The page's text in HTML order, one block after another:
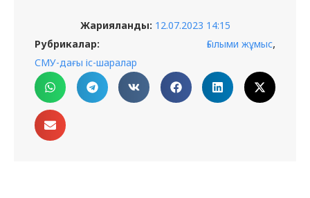
Жарияланды: 12.07.2023 14:15
Рубрикалар: Ғылыми жұмыс,
СМУ-дағы іс-шаралар